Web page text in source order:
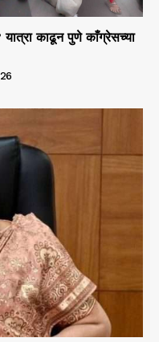
यात्रा काढून पुणे काँग्रेसच्या